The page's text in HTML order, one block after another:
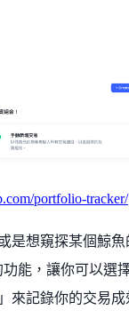
portfolio-tracker/
是想窺探某個鯨魚
能，讓你可以選
來記錄你的交易成